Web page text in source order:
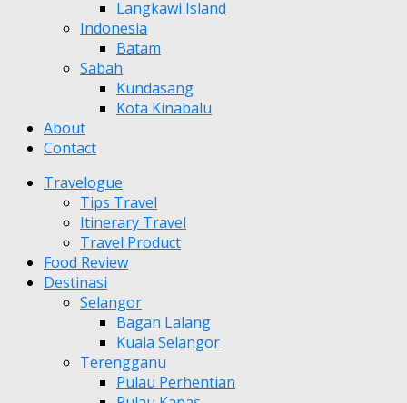
Langkawi Island
Indonesia
Batam
Sabah
Kundasang
Kota Kinabalu
About
Contact
Travelogue
Tips Travel
Itinerary Travel
Travel Product
Food Review
Destinasi
Selangor
Bagan Lalang
Kuala Selangor
Terengganu
Pulau Perhentian